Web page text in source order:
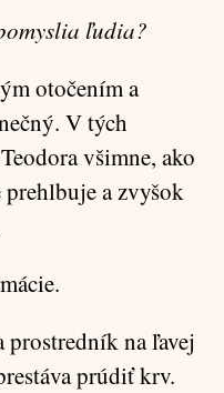
ľudia?
otočením a
V tých
všimne, ako
prehlbuje a zvyšok
na ľavej
prúdiť krv.